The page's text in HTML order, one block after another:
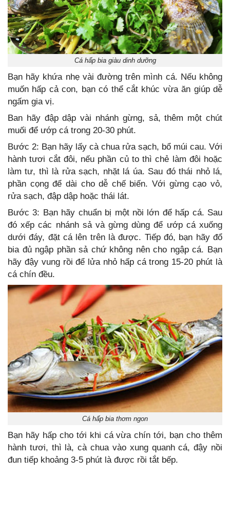
Cá hấp bia giàu dinh dưỡng
Bạn hãy khứa nhẹ vài đường trên mình cá. Nếu không
muốn hấp cả con, bạn có thể cắt khúc vừa ăn giúp dễ
ngấm gia vị.
Ban hãy đập dập vài nhánh gừng, sả, thêm một chút
muối để ướp cá trong 20-30 phút.
Bước 2: Bạn hãy lấy cà chua rửa sạch, bổ múi cau. Với
hành tươi cắt đôi, nếu phần củ to thì chẻ làm đôi hoặc
làm tư, thì là rửa sạch, nhặt lá úa. Sau đó thái nhỏ lá,
phần cọng để dài cho dễ chế biến. Với gừng cạo vỏ,
rửa sạch, đập dập hoặc thái lát.
Bước 3: Bạn hãy chuẩn bị một nồi lớn để hấp cá. Sau
đó xếp các nhánh sả và gừng dùng để ướp cá xuống
dưới đáy, đặt cá lên trên là được. Tiếp đó, bạn hãy đổ
bia đủ ngập phần sả chứ không nên cho ngập cá. Bạn
hãy đậy vung rồi để lửa nhỏ hấp cá trong 15-20 phút là
cá chín đều.
Cá hấp bia thơm ngon
Bạn hãy hấp cho tới khi cá vừa chín tới, bạn cho thêm
hành tươi, thì là, cà chua vào xung quanh cá, đậy nồi
đun tiếp khoảng 3-5 phút là được rồi tắt bếp.